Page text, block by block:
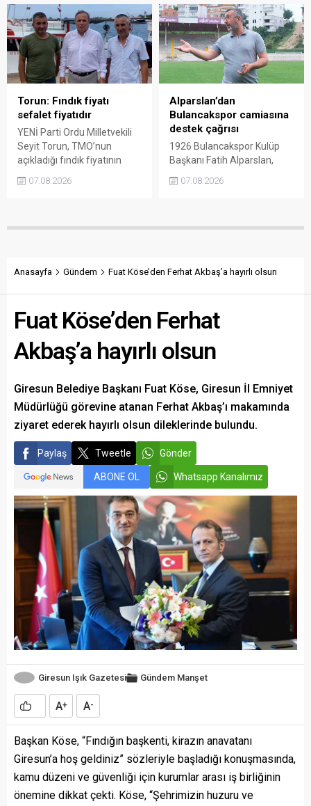
300 liraya ulaştığı bir
dönemde Ankara’ya 240
liralık fiyat teklifi
götürüldüğü iddiasını
gündeme getiren Sarı,
Giresun milletvekillerini açık
ve net bir cevap vermeye
çağırdı.
nitelendirdi. Artışın yıllık
enflasyonun altında kaldığını
belirten Şenyürek, kararın
üreticiyi değil tekelleri
koruduğunu savundu.
Torun: Fındık fiyatı
sefalet fiyatıdır
YENİ Parti Ordu Milletvekili
Seyit Torun, TMO’nun
açıkladığı fındık fiyatının
karşılamadığını söyledi.
“Üreticinin alın terini yabancı
07.08.2026
Alparslan’dan
Bulancakspor camiasına
destek çağrısı
1926 Bulancakspor Kulüp
Başkanı Fatih Alparslan,
tesisleşmeden kurumsal
attıklarını belirterek iş
taraftarları kulübe destek
07.08.2026
Anasayfa Gündem Fuat Köse’den Ferhat Akbaş’a hayırlı olsun
Fuat Köse’den Ferhat
Akbaş’a hayırlı olsun
Giresun Belediye Başkanı Fuat Köse, Giresun İl Emniyet
Müdürlüğü görevine atanan Ferhat Akbaş’ı makamında
ziyaret ederek hayırlı olsun dileklerinde bulundu.
Paylaş Tweetle Gönder
ABONE OL Whatsapp Kanalımız
Giresun Işık Gazetesi Gündem Manşet
A+ A-
Başkan Köse, “Fındığın başkenti, kirazın anavatanı
Giresun’a hoş geldiniz” sözleriyle başladığı konuşmasında,
kamu düzeni ve güvenliği için kurumlar arası iş birliğinin
önemine dikkat çekti. Köse, “Şehrimizin huzuru ve